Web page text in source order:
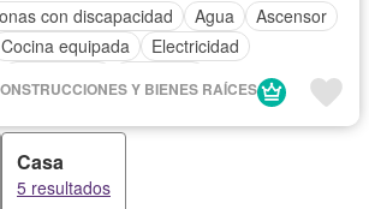
con discapacidad
Agua
Ascensor
Cocina equipada
Electricidad
Y BIENES RAÍCES
Casa
5 resultados